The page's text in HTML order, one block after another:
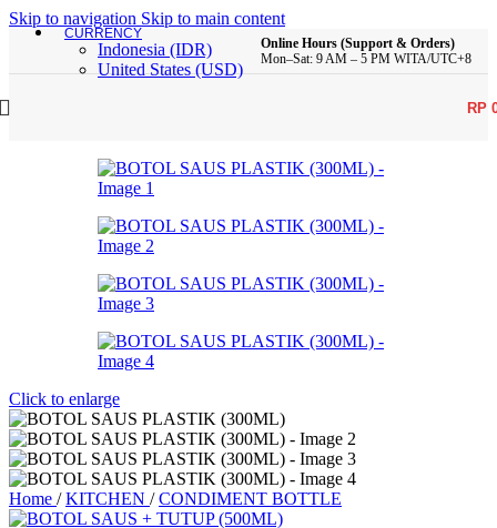
Skip to navigation Skip to main content
CURRENCY
Indonesia (IDR)
United States (USD)
Online Hours (Support & Orders)
Mon–Sat: 9 AM – 5 PM WITA/UTC+8
RP
Click to enlarge
Home / KITCHEN / CONDIMENT BOTTLE